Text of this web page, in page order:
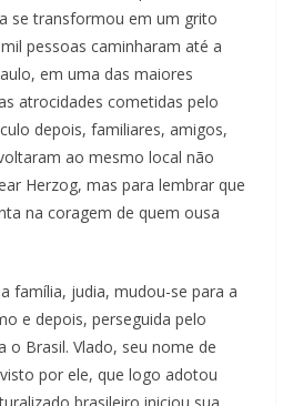
se transformou em um grito
pessoas caminharam até a
em uma das maiores
atrocidades cometidas pelo
depois, familiares, amigos,
ao mesmo local não
Herzog, mas para lembrar que
na coragem de quem ousa
família, judia, mudou-se para a
e depois, perseguida pelo
o Brasil. Vlado, seu nome de
por ele, que logo adotou